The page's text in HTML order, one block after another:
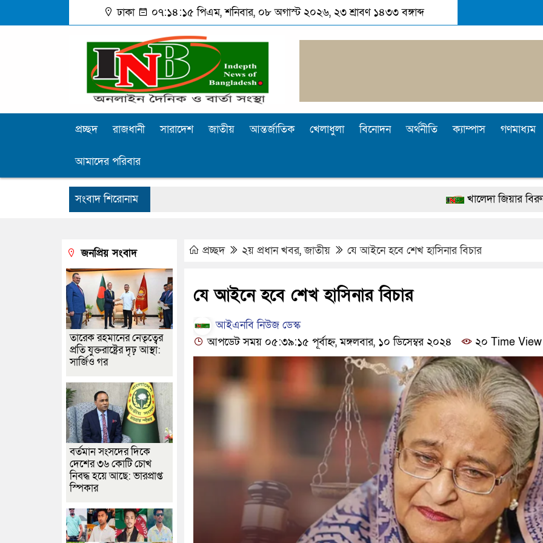
ঢাকা ০৭:১৪:১৬ পিএম, শনিবার, ০৮ অগাস্ট ২০২৬, ২৩ শ্রাবণ ১৪৩৩ বঙ্গাব্দ
প্রচ্ছদ রাজধানী সারাদেশ জাতীয় আন্তর্জাতিক খেলাধুলা বিনোদন অর্থনীতি ক্যাম্পাস গণমাধ্যম
আমাদের পরিবার
সংবাদ শিরোনাম খালেদা জিয়ার বিরুদ্ধে মিথ্যা
পুলিশ কোনো দলের বা গোষ্ঠীর
ঢাকার চারপাশে সচল হবে নৌপথ,
আদালতকে বলতে চাইলাম ফাঁসি
প্রচ্ছদ ২য় প্রধান খবর,জাতীয় যে আইনে হবে শেখ হাসিনার বিচার
যে আইনে হবে শেখ হাসিনার বিচার
আইএনবি নিউজ ডেস্ক
আপডেট সময় ০৫:৩৯:১৫ পূর্বাহ্ন, মঙ্গলবার, ১০ ডিসেম্বর ২০২৪
২০ Time View
জনপ্রিয় সংবাদ
তারেক রহমানের নেতৃত্বের
প্রতি যুক্তরাষ্ট্রের দৃঢ় আস্থা:
সার্জিও গর
বর্তমান সংসদের দিকে
দেশের ৩৬ কোটি চোখ
নিবদ্ধ হয়ে আছে: ভারপ্রাপ্ত
স্পিকার